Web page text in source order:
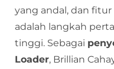
yang andal, dan
adalah langkah
tinggi. Sebagai
Loader, Brillian